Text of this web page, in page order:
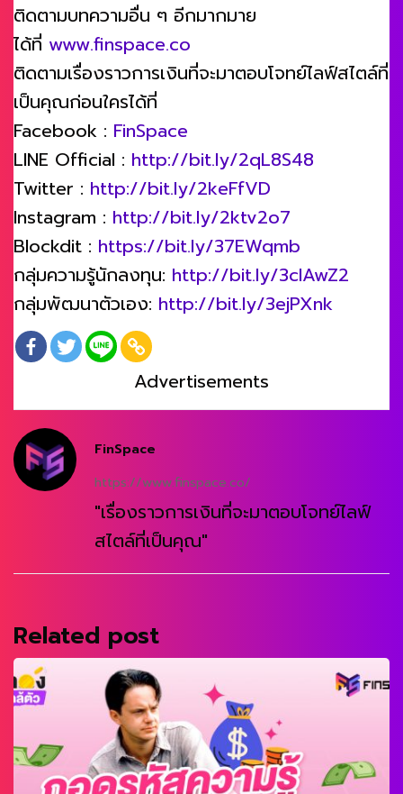
ติดตามบทความอื่น ๆ อีกมากมาย
ได้ที่ www.finspace.co
ติดตามเรื่องราวการเงินที่จะมาตอบโจทย์ไลฟ์สไตล์ที่
เป็นคุณก่อนใครได้ที่
Facebook : FinSpace
LINE Official : http://bit.ly/2qL8S48
Twitter : http://bit.ly/2keFfVD
Instagram : http://bit.ly/2ktv2o7
Blockdit : https://bit.ly/37EWqmb
กลุ่มความรู้นักลงทุน: http://bit.ly/3clAwZ2
กลุ่มพัฒนาตัวเอง: http://bit.ly/3ejPXnk
Advertisements
FinSpace
https://www.finspace.co/
"เรื่องราวการเงินที่จะมาตอบโจทย์ไลฟ์
สไตล์ที่เป็นคุณ"
Related post